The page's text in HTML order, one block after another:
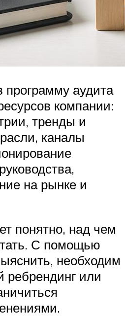
программу аудита
компании:
тренды и
каналы
на рынке и
понятно, над чем
С помощью
необходим
ребрендинг или